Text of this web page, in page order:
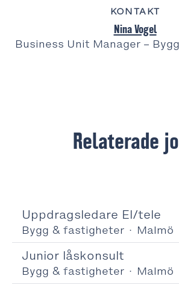
KONTAKT
Nina Vogel
Business Unit Manager –
Relaterade
Uppdragsledare El/tele
Bygg & fastigheter · Malmö
Junior låskonsult
Bygg & fastigheter · Malmö